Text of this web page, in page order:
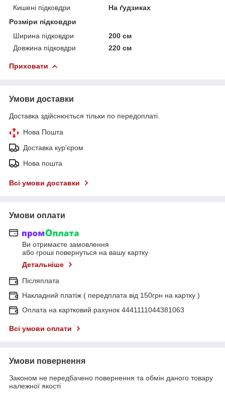
Кишені підковдри
На ґудзиках
Розміри підковдри
Ширина підковдри
200 см
Довжина підковдри
220 см
Приховати
Умови доставки
Доставка здійснюється тільки по передоплаті.
Нова Пошта
Доставка кур'єром
Нова пошта
Всі умови доставки
Умови оплати
Ви отримаєте замовлення
або гроші повернуться на вашу картку
Детальніше
Післяплата
Накладний платіж ( передплата від 150грн на картку )
Оплата на картковий рахунок 4441111044381063
Всі умови оплати
Умови повернення
Законом не передбачено повернення та обмін даного товару
належної якості